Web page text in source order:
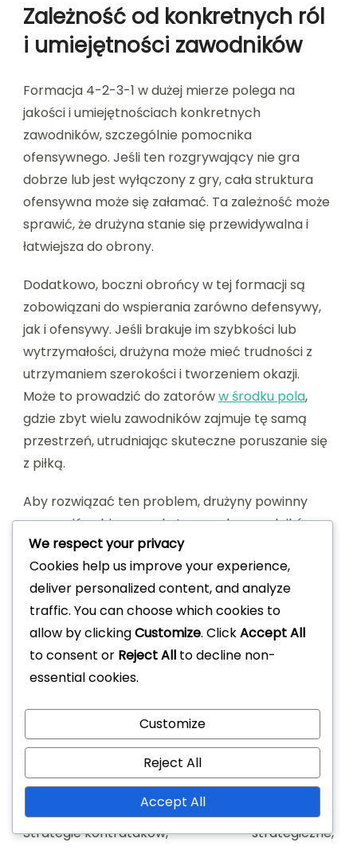
Zależność od konkretnych ról
i umiejętności zawodników
Formacja 4-2-3-1 w dużej mierze polega na
jakości i umiejętnościach konkretnych
zawodników, szczególnie pomocnika
ofensywnego. Jeśli ten rozgrywający nie gra
dobrze lub jest wyłączony z gry, cała struktura
ofensywna może się załamać. Ta zależność może
sprawić, że drużyna stanie się przewidywalna i
łatwiejsza do obrony.
Dodatkowo, boczni obrońcy w tej formacji są
zobowiązani do wspierania zarówno defensywy,
jak i ofensywy. Jeśli brakuje im szybkości lub
wytrzymałości, drużyna może mieć trudności z
utrzymaniem szerokości i tworzeniem okazji.
Może to prowadzić do zatoróww środku pola,
gdzie zbyt wielu zawodników zajmuje tę samą
przestrzeń, utrudniając skuteczne poruszanie się
z piłką.
Aby rozwiązać ten problem, drużyny powinny
zapewnić sobie wszechstronnych zawodników,
którzy mogą dostosować się do różnych ról i
sytuacji. Głębokość składu jest kluczowa,
umożliwiając zmiany, które mogą odświeżyć
zagrożenie ofensywne i utrzymać elastyczność
taktyczną przez cały mecz.
Post
Navigation
Formacja 4-2-3-1:
Taktyki pressingu,
Strategie kontrataków,
Analiza taktyczna 4-2-
3-1: Planowanie
strategiczne,
We respect your privacy
Cookies help us improve your experience,
deliver personalized content, and analyze
traffic. You can choose which cookies to
allow by clickingCustomize. ClickAccept All
to consent or Reject All to decline non-
essential cookies.
Customize
Reject All
Accept All